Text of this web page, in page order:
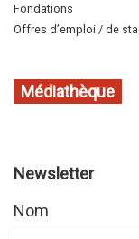
Fondations
Offres d’emploi / de
Médiathèque
Newsletter
Nom